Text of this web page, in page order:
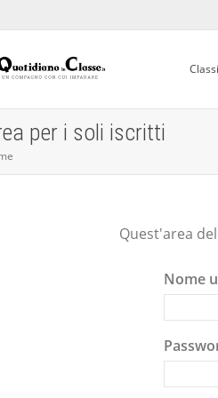
per i soli iscritti
Quest'area
Nome